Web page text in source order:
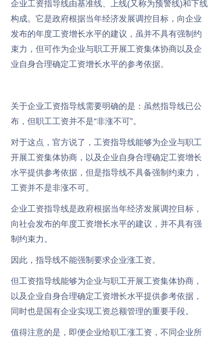
企业工资指导线由基准线、上线(又称为预警线)和下线
构成。它是政府根据当年经济发展调控目标，向企业
发布的年度工资增长水平的建议，虽并不具有强制约
束力，但可作为企业与职工开展工资集体协商以及企
业自身合理确定工资增长水平的参考依据。
关于企业工资指导线需要明确的是：虽然指导线已公
布，但职工工资并不是“非涨不可”。
对于这点，官方说了，工资指导线能够为企业与职工
开展工资集体协商，以及企业自身合理确定工资增长
水平提供参考依据，但是指导线不具备强制约束力，
工资并不是非涨不可。
企业工资指导线是政府根据当年经济发展调控目标，
向社会发布的年度工资增长水平的建议，并不具有强
制约束力。
因此，指导线不能强制要求企业涨工资。
但工资指导线能够为企业与职工开展工资集体协商，
以及企业自身合理确定工资增长水平提供参考依据，
同时也是国有企业实现工资总额管理的重要手段。
值得注意的是，即便企业给职工涨工资，不同企业所